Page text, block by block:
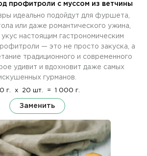
профитроли с муссом из ветчины
идеально подойдут для фуршета,
или даже романтического ужина,
настоящим гастрономическим
— это не просто закуска, а
традиционного и современного
удивит и вдохновит даже самых
гурманов.
г. x 20 шт. = 1 000 г.
Заменить